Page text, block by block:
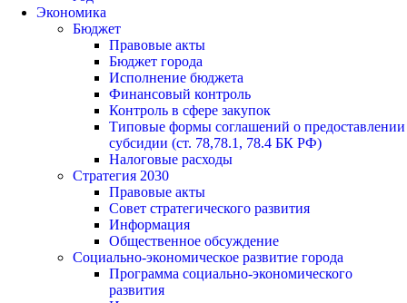
Экономика
Бюджет
Правовые акты
Бюджет города
Исполнение бюджета
Финансовый контроль
Контроль в сфере закупок
Типовые формы соглашений о предоставлении
субсидии (ст. 78,78.1, 78.4 БК РФ)
Налоговые расходы
Стратегия 2030
Правовые акты
Совет стратегического развития
Информация
Общественное обсуждение
Социально-экономическое развитие города
Программа социально-экономического
развития